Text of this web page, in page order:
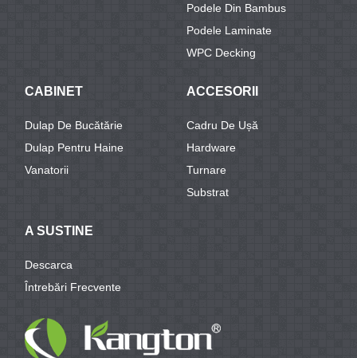
Podele Din Bambus
Podele Laminate
WPC Decking
CABINET
Dulap De Bucătărie
Dulap Pentru Haine
Vanatorii
ACCESORII
Cadru De Ușă
Hardware
Turnare
Substrat
A SUSTINE
Descarca
Întrebări Frecvente